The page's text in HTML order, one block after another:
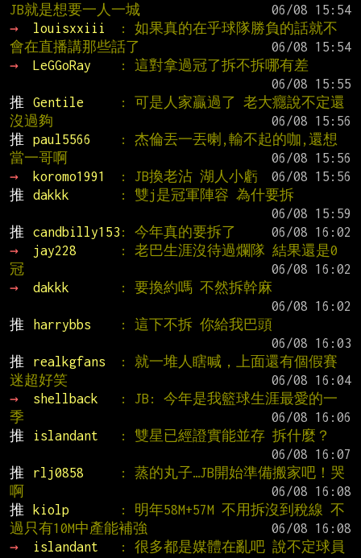
JB就是想要一人一城
→
louisxxiii
: 如果真的在乎球隊勝負的話就不
會在直播講那些話了
→
LeGGoRay
: 這對拿過冠了拆不拆哪有差
推
Gentile
: 可是人家贏過了 老大癮說不定還
沒過夠
推
paul5566
: 杰倫丟一丟喇,輸不起的咖,還想
當一哥啊
→
koromo1991 : JB換老沾 湖人小虧
推
dakkk
: 雙j是冠軍陣容 為什要拆
推
candbilly153 : 今年真的要拆了
→
jay228
: 老巴生涯沒待過爛隊 結果還是0
冠
→
dakkk
: 要換約嗎 不然拆幹麻
推
harrybbs
: 這下不拆 你給我巴頭
推
realkgfans
: 就一堆人瞎喊，上面還有個假賽
迷超好笑
→
shellback
: JB: 今年是我籃球生涯最愛的一
季
推
islandant
: 雙星已經證實能並存 拆什麼？
推
rlj0858
: 蒸的丸子…JB開始準備搬家吧！哭
啊
推
kiolp
: 明年58M+57M 不用拆沒到稅線 不
過只有10M中產能補強
→
islandant : 很多都是媒體在亂吧 說不定球員